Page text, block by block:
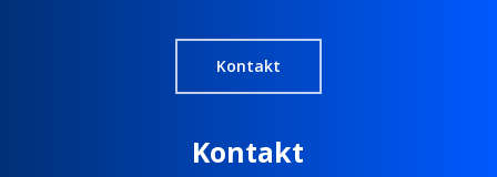
Kontakt
Kontakt